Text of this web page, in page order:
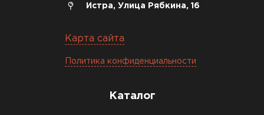
Истра, Улица Рябкина, 16
Карта сайта
Политика конфиденциальности
Каталог